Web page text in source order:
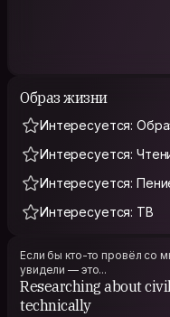
Образ жизни
Интересуется:
Интересуется:
Интересуется:
Интересуется: ТВ
Если бы кто-то провёл со
увидели — это...
Researching about
technically